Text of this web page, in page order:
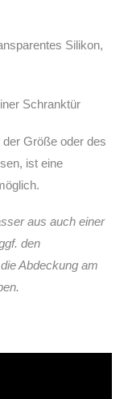
Silikon,
Schranktür
Größe oder des
ist eine
aus auch einer
den
Abdeckung am